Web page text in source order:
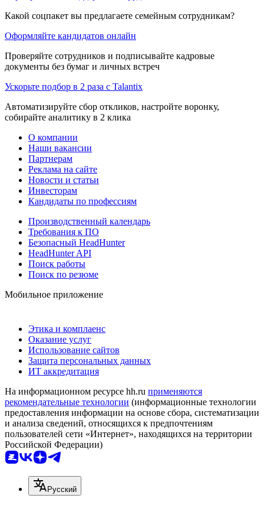
Какой соцпакет вы предлагаете семейным сотрудникам?
Оформляйте кандидатов онлайн
Проверяйте сотрудников и подписывайте кадровые
документы без бумаг и личных встреч
Ускорьте подбор в 2 раза с Talantix
Автоматизируйте сбор откликов, настройте воронку,
собирайте аналитику в 2 клика
О компании
Наши вакансии
Партнерам
Реклама на сайте
Новости и статьи
Инвесторам
Кандидаты по профессиям
Производственный календарь
Требования к ПО
Безопасный HeadHunter
HeadHunter API
Поиск работы
Поиск по резюме
Мобильное приложение
Этика и комплаенс
Оказание услуг
Использование сайтов
Защита персональных данных
ИТ аккредитация
На информационном ресурсе hh.ru применяются
рекомендательные технологии (информационные технологии
предоставления информации на основе сбора, систематизации
и анализа сведений, относящихся к предпочтениям
пользователей сети «Интернет», находящихся на территории
Российской Федерации)
Русский